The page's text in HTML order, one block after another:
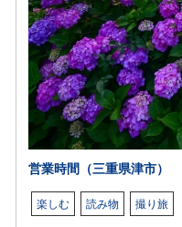
営業時間（三重県津市）
楽しむ 読み物 撮り旅